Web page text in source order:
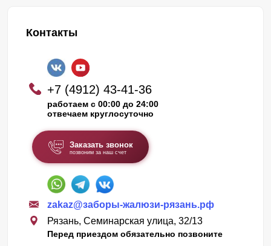
Контакты
+7 (4912) 43-41-36
работаем с 00:00 до 24:00
отвечаем круглосуточно
Заказать звонок
позвоним за наш счет
zakaz@заборы-жалюзи-рязань.рф
Рязань, Семинарская улица, 32/13
Перед приездом обязательно позвоните